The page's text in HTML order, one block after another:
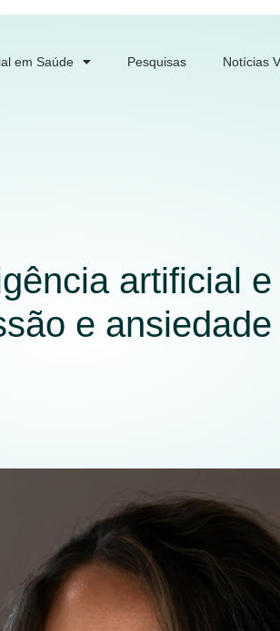
em Saúde Pesquisas Notícias
artificial
e ansiedade